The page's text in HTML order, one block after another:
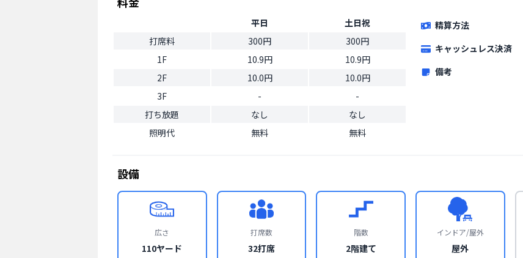
平日
土日祝
打席料
300円
300円
1F
10.9円
10.9円
2F
10.0円
10.0円
3F
-
-
打ち放題
なし
なし
照明代
無料 無料
精算方法
キャッシュレス決済
備考
設備
広さ
110ヤード
打席数
32打席
階数
2階建て
インドア/屋外
屋外